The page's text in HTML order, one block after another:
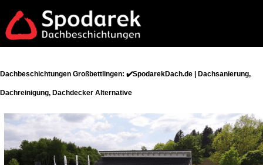
Dachbeschichtungen Großbettlingen: ✔️SpodarekDach.de | Dachsanierung,
Dachreinigung, Dachdecker Alternative